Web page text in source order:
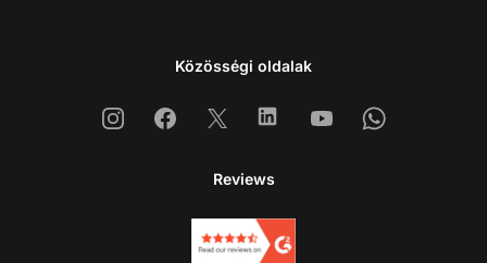
Közösségi oldalak
InstagramFacebook
X LinkedinYoutubeWhatsapp
Reviews